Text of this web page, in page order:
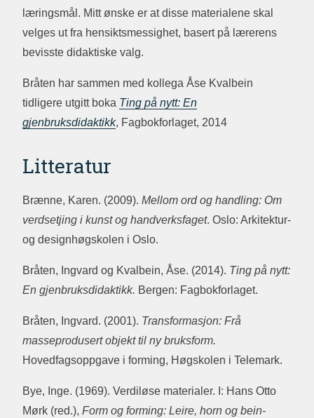
læringsmål. Mitt ønske er at disse materialene skal
velges ut fra hensiktsmessighet, basert på lærerens
bevisste didaktiske valg.
Bråten har sammen med kollega Åse Kvalbein
tidligere utgitt boka Ting på nytt: En
gjenbruksdidaktikk, Fagbokforlaget, 2014
Litteratur
Brænne, Karen. (2009). Mellom ord og handling: Om
verdsetjing i kunst og handverksfaget. Oslo: Arkitektur-
og designhøgskolen i Oslo.
Bråten, Ingvard og Kvalbein, Åse. (2014). Ting på nytt:
En gjenbruksdidaktikk. Bergen: Fagbokforlaget.
Bråten, Ingvard. (2001). Transformasjon: Frå
masseprodusert objekt til ny bruksform.
Hovedfagsoppgave i forming, Høgskolen i Telemark.
Bye, Inge. (1969). Verdiløse materialer. I: Hans Otto
Mørk (red.), Form og forming: Leire, horn og bein-